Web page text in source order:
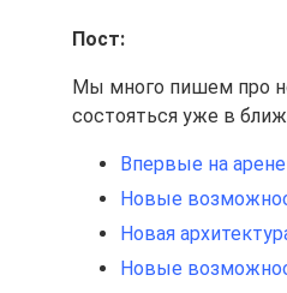
Пост:
Мы много пишем про
состояться уже в
Впервые на
Новые
Новая
Новые